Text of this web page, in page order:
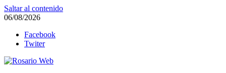
Saltar al contenido
06/08/2026
Facebook
Twiter